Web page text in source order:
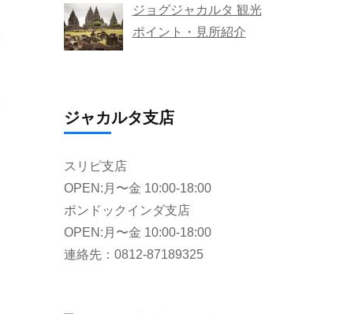
ジョグジャカルタ 観光
ポイント・見所紹介
ジャカルタ支店
スリピ支店
OPEN:月〜金 10:00-18:00
ポンドックインダ支店
OPEN:月〜金 10:00-18:00
連絡先：0812-87189325